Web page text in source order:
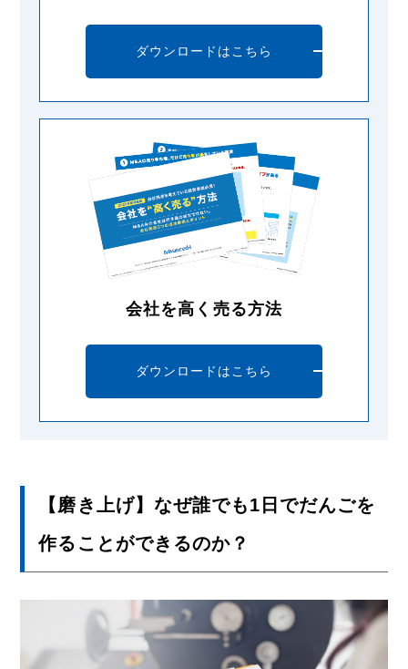
ダウンロードはこちら
会社を高く売る方法
ダウンロードはこちら
【磨き上げ】なぜ誰でも1日でだんごを
作ることができるのか？